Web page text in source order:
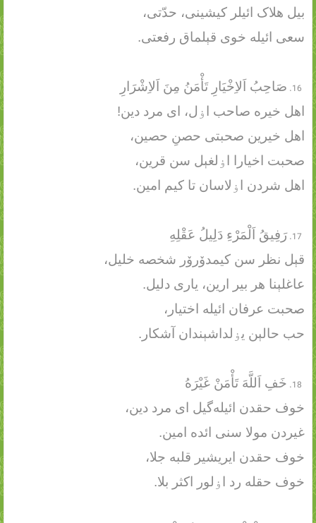
بیل هلاک ائیلر کیشینی، حدّتی،
سعی ائیله خوی قېلماق رفعتی.
صَاحِبُ اَلاِخْيَارِ تَأْمَنُ مِنَ اَلاِشْرَارِ
اهل خیره صاحب اۏل، ای مرد دین!
اهل خیرین صحبتی حصنِ حصین،
صحبت اخیارا اۏلغېل سن قرین،
اهل شردن اۏلاسان تا کیم امین.
رَفِيقُ اَلْمَرْءِ دَلِيلُ عَقْلِهِ
قېل نظر سن کیمدۆرۆر شخصه خلیل،
عاغلېنا هر بیر ارین، یاری دلیل.
صحبت عرفان ائیله اختیار،
حب حالېن یۏلداشېندان آشکار.
خَفِ اَللَّهَ تَأْمَنْ غَيْرَهُ
خوف حقدن ائیله‌گیل ای مرد دین،
غیردن مولا سنی ائده امین.
خوف حقدن ایریشیر قلبه جلا،
خوف حقله رد اۏلور اکثر بلا.